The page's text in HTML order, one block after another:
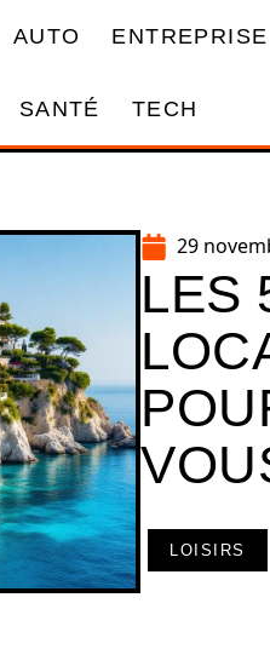
AUTO ENTREPRISE
SANTÉ TECH
29
LES
LOISIRS